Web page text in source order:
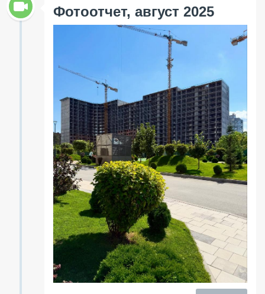
Фотоотчет, август 2025